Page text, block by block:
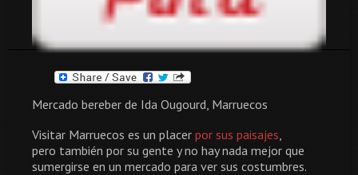
bereber essaouira
marruecos
Mercado bereber de Ida Ougourd, Marruecos
Visitar Marruecos es un placer por sus paisajes
pero también por su gente y no hay nada mejor que
sumergirse en un mercado para ver sus costumbres.